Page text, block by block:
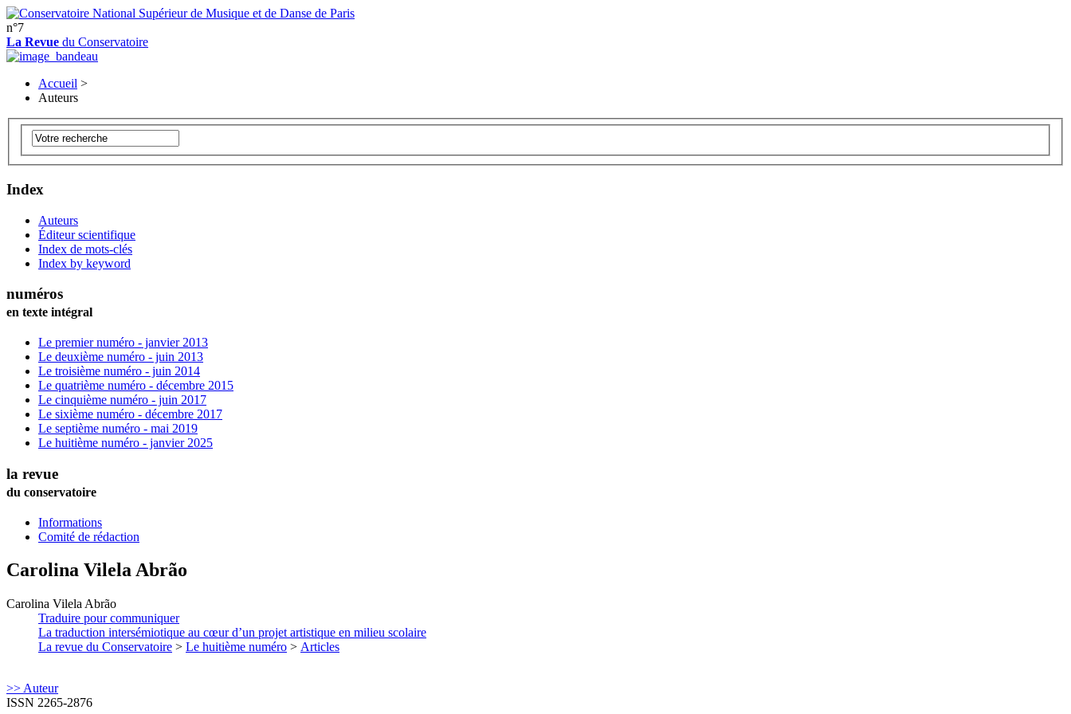
n°7
La Revue du Conservatoire
Accueil >
Auteurs
Index
Auteurs
Éditeur scientifique
Index de mots-clés
Index by keyword
numéros
en texte intégral
Le premier numéro - janvier 2013
Le deuxième numéro - juin 2013
Le troisième numéro - juin 2014
Le quatrième numéro - décembre 2015
Le cinquième numéro - juin 2017
Le sixième numéro - décembre 2017
Le septième numéro - mai 2019
Le huitième numéro - janvier 2025
la revue
du conservatoire
Informations
Comité de rédaction
Carolina Vilela Abrão
Carolina Vilela Abrão
Traduire pour communiquer
La traduction intersémiotique au cœur d’un projet artistique en milieu scolaire
La revue du Conservatoire > Le huitième numéro > Articles
>> Auteur
ISSN 2265-2876